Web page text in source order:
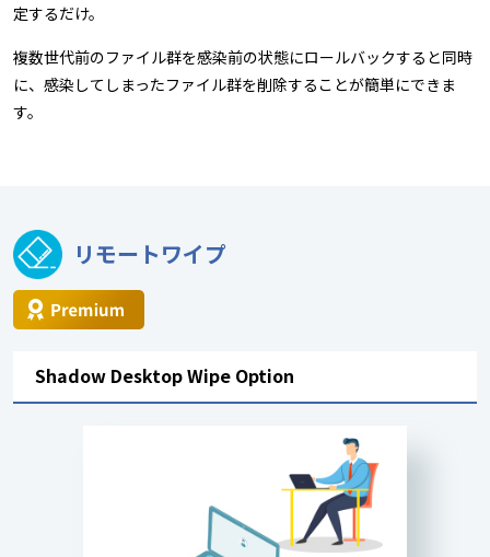
定するだけ。
複数世代前のファイル群を感染前の状態にロールバックすると同時
に、感染してしまったファイル群を削除することが簡単にできま
す。
リモートワイプ
Shadow Desktop Wipe Option